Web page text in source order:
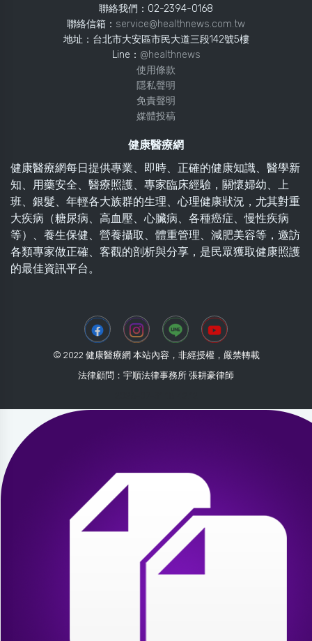
聯絡我們：02-2394-0168
聯絡信箱： service@healthnews.com.tw
地址：台北市大安區市民大道三段142號5樓
Line： @healthnews
使用條款
隱私聲明
免責聲明
媒體投稿
健康醫療網
健康醫療網每日提供專業、即時、正確的健康知識、醫學新
知、用藥安全、醫療照護、專家臨床經驗，關懷婦幼、上
班、銀髮、年輕各大族群的生理、心理健康狀況，尤其對重
大疾病（糖尿病、高血壓、心臟病、各種癌症、慢性疾病
等）、養生保健、營養攝取、體重管理、減肥美容等，邀訪
各類專家做正確、客觀的剖析與分享，是民眾獲取健康照護
的最佳資訊平台。
© 2022 健康醫療網 本站內容，非經授權，嚴禁轉載
法律顧問：宇順法律事務所 張耕豪律師